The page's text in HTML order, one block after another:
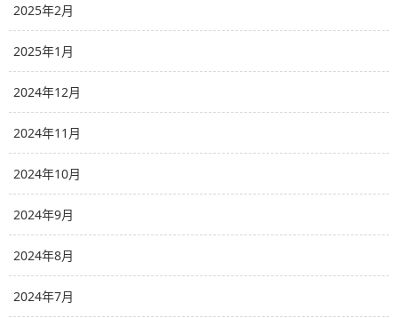
2025年2月
2025年1月
2024年12月
2024年11月
2024年10月
2024年9月
2024年8月
2024年7月